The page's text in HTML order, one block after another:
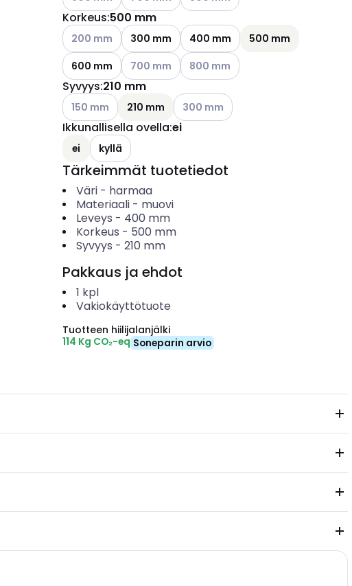
Korkeus:500 mm
Katso käytettävissä olevat vaihtoehdot
200 mm 300 mm 400 mm
500 mm
600 mm
Katso käytettävissä olevat vaihtoehdot
700 mm Katso käytettävissä olevat
800 mm
Syvyys:210 mm
Katso käytettävissä olevat vaihtoehdot
150 mm 210 mm Katso käytettävissä olevat
300 mm
Ikkunallisella ovella:ei
ei kyllä
Tärkeimmät tuotetiedot
Väri- harmaa
Materiaali- muovi
Leveys - 400 mm
Korkeus - 500 mm
Syvyys - 210 mm
Pakkaus ja ehdot
1 kpl
Vakiokäyttötuote
Tuotteen hiilijalanjälki
114 Kg CO₂-eq Soneparin arvio